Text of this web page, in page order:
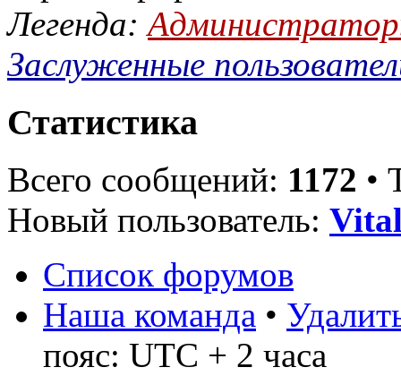
Легенда:
Заслуженные
Статистика
Всего сообщений: 1172 •
Новый пользователь:
Список форумов
Наша команда •
пояс: UTC + 2 часа